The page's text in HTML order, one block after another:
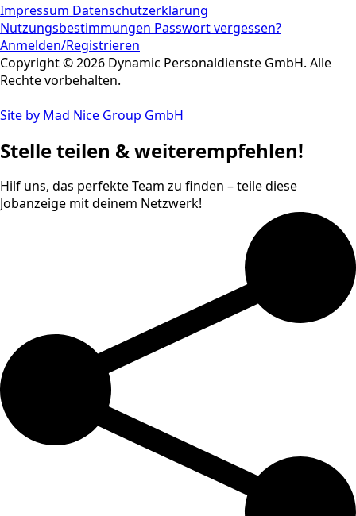
Impressum Datenschutzerklärung
Nutzungsbestimmungen Passwort vergessen?
Anmelden/Registrieren
Copyright © 2026 Dynamic Personaldienste GmbH. Alle
Rechte vorbehalten.
Site by Mad Nice Group GmbH
Stelle teilen & weiterempfehlen!
Hilf uns, das perfekte Team zu finden – teile diese
Jobanzeige mit deinem Netzwerk!